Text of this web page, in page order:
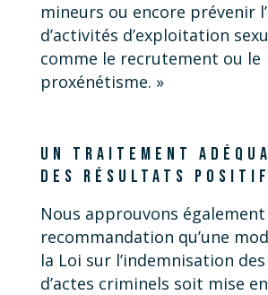
mineurs ou encore prévenir
d’activités d’exploitation
comme le recrutement ou le
proxénétisme. »
UN TRAITEMENT
DES RÉSULTATS
Nous approuvons également
recommandation qu’une
la Loi sur l’indemnisation
d’actes criminels soit mise